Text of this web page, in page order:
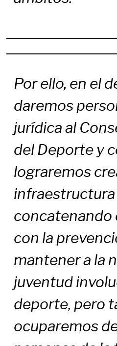
Por ello, en el
daremos
jurídica al
del Deporte y
lograremos
concatenando
con la
mantener a la
juventud
deporte, pero
ocuparemos